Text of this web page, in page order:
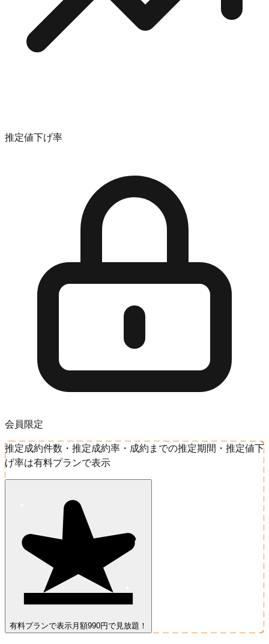
推定値下げ率
会員限定
推定成約件数・推定成約率・成約までの推定期間・推定値下
げ率は有料プランで表示
有料プランで表示 月額990円で見放題！